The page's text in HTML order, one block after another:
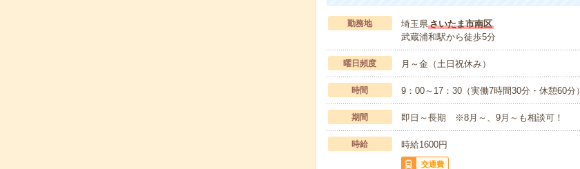
勤務地 埼玉県さいたま市南区
武蔵浦和駅から徒歩5分
曜日頻度 月～金（土日祝休み）
時間 9：00～17：30（実働7時間30分・休憩60分）
期間 即日～長期 ※8月～、9月～も相談可！
時給 時給1600円
交通費